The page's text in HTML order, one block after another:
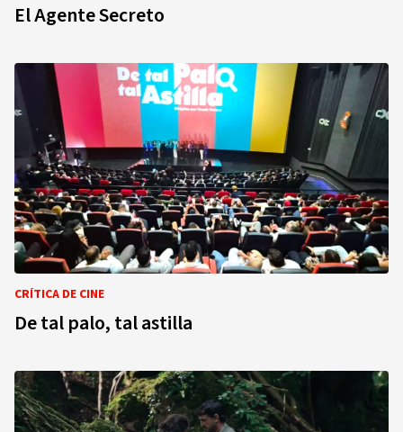
El Agente Secreto
CRÍTICA DE CINE
De tal palo, tal astilla